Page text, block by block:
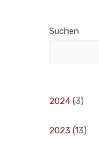
Suchen
2024 (3)
2023 (13)